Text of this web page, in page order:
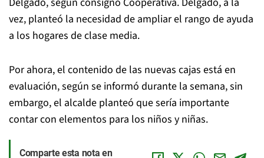
vez, planteó la necesidad de ampliar el rango de ayuda
a los hogares de clase media.
Por ahora, el contenido de las nuevas cajas está en
evaluación, según se informó durante la semana, sin
embargo, el alcalde planteó que sería importante
contar con elementos para los niños y niñas.
Comparte esta nota en